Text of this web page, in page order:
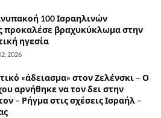
100 Ισραηλινών
προκαλέσε βραχυκύκλωμα στην
ηγεσία
2026
«άδειασμα» στον Ζελένσκι – Ο
αρνήθηκε να τον δει στην
– Ρήγμα στις σχέσεις Ισραήλ –